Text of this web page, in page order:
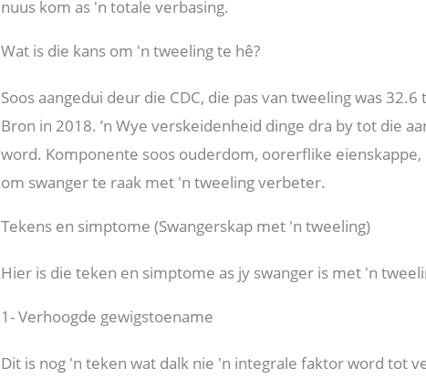
nuus kom as 'n totale verbasing.
Wat is die kans om 'n tweeling te hê?
Soos aangedui deur die CDC, die pas van tweeling was
Bron in 2018. ’n Wye verskeidenheid dinge dra by tot die
word. Komponente soos ouderdom, oorerflike
om swanger te raak met 'n tweeling verbeter.
Tekens en simptome (Swangerskap met 'n tweeling)
Hier is die teken en simptome as jy swanger is met 'n
1- Verhoogde gewigstoename
Dit is nog 'n teken wat dalk nie 'n integrale faktor word tot